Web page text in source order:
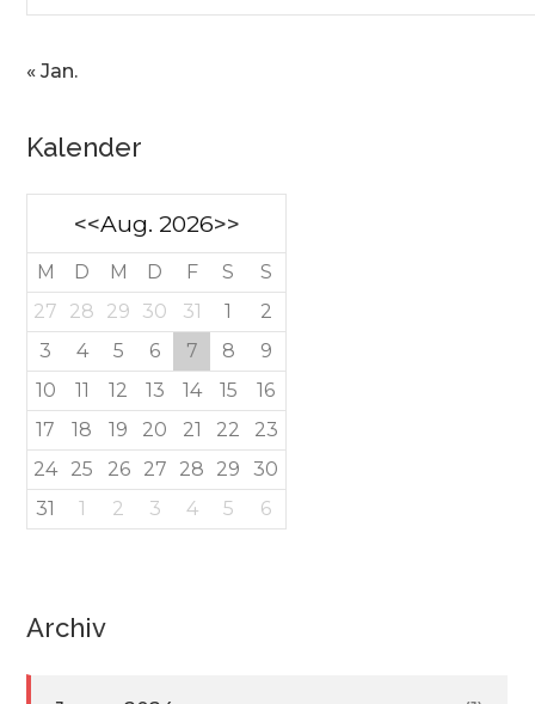
« Jan.
Kalender
<<Aug. 2026>>
M D M D F S
S
27
28 29 30 31 1
2
3
4 5 6 7 8
9
10
11 12 13 14 15
16
17
18 19 20 21 22
23
24
25 26 27 28 29
30
31
1 2 3 4 5 6
Archiv